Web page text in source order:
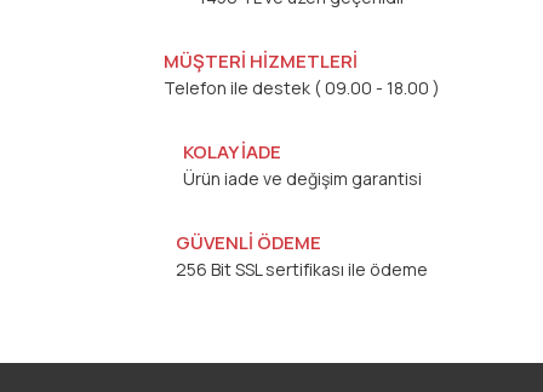
MÜŞTERİ HİZMETLERİ
Telefon ile destek ( 09.00 - 18.00 )
KOLAY İADE
Ürün iade ve değişim garantisi
GÜVENLİ ÖDEME
256 Bit SSL sertifikası ile ödeme